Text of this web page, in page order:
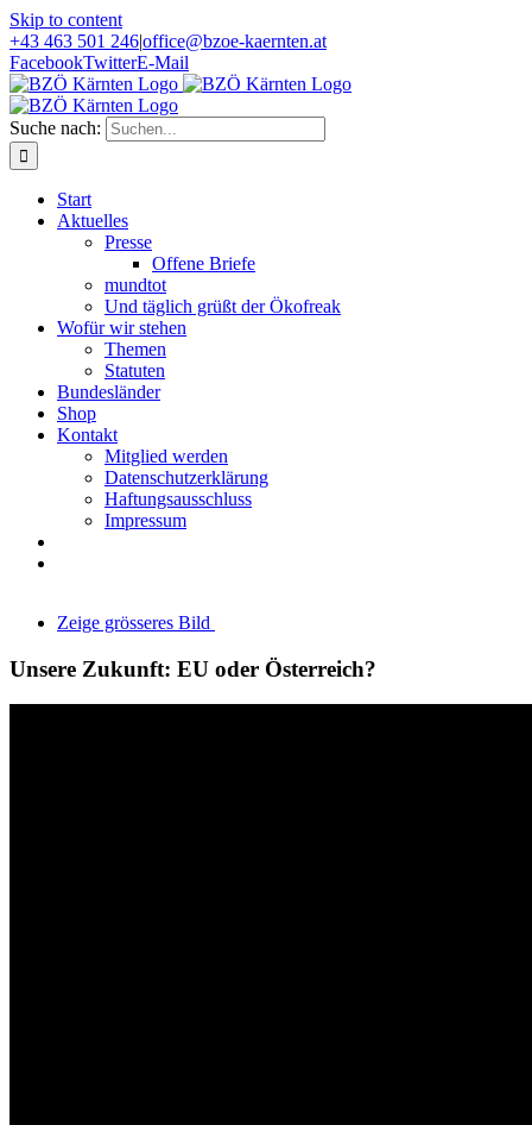
Skip to content
+43 463 501 246|office@bzoe-kaernten.at
FacebookTwitterE-Mail
Suche nach:
Start
Aktuelles
Presse
Offene Briefe
mundtot
Und täglich grüßt der Ökofreak
Wofür wir stehen
Themen
Statuten
Bundesländer
Shop
Kontakt
Mitglied werden
Datenschutzerklärung
Haftungsausschluss
Impressum
Zeige grösseres Bild
Unsere Zukunft: EU oder Österreich?